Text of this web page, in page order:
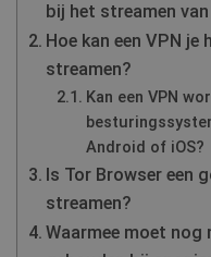
bij het streamen
Hoe kan een VPN
streamen?
Kan een VPN
Android of iOS?
Is Tor Browser een
streamen?
Waarmee moet nog